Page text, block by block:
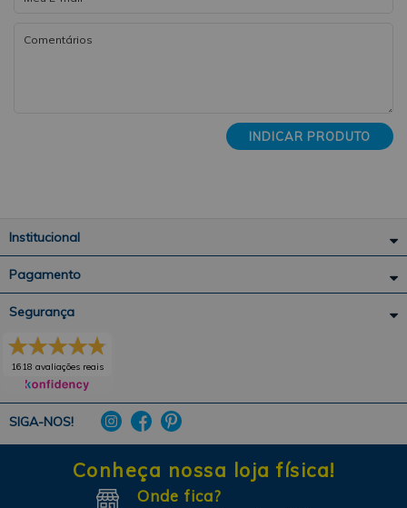
INDICAR PRODUTO
Institucional
Pagamento
SIGA-NOS!
Segurança
1618 avaliações reais
Conheça nossa loja física!
Onde fica?